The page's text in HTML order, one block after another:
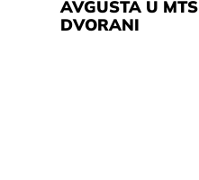
AVGUSTA U MTS
DVORANI